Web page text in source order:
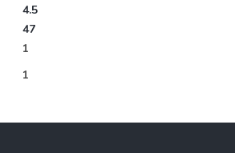
4.5
47
1
1